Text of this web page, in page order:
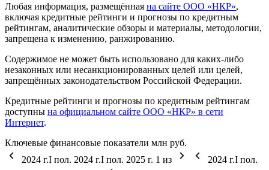
Любая информация, размещённая на сайте ООО «НКР»,
включая кредитные рейтинги и прогнозы по кредитным
рейтингам, аналитические обзоры и материалы, методологии,
запрещена к изменению, ранжированию.
Содержимое не может быть использовано для каких-либо
незаконных или несанкционированных целей или целей,
запрещённых законодательством Российской Федерации.
Кредитные рейтинги и прогнозы по кредитным рейтингам
доступны на официальном сайте ООО «НКР» в сети
Интернет.
Ключевые финансовые показатели млн руб.
2024 г.I пол. 2024 г.I пол. 2025 г. 1 из 2024 г.I пол.